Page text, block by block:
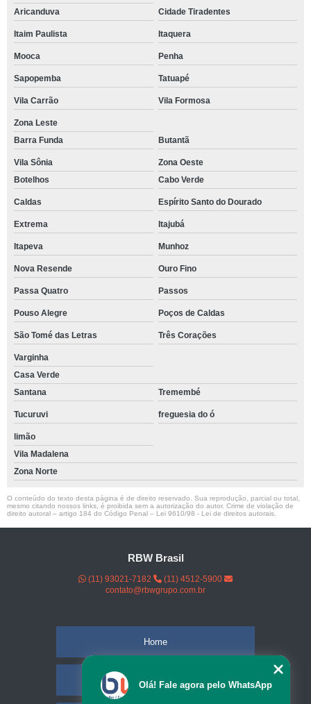
Aricanduva
Cidade Tiradentes
Itaim Paulista Itaquera
Mooca Penha
Sapopemba Tatuapé
Vila Carrão Vila Formosa
Zona Leste
Barra Funda
Butantã
Vila Sônia
Zona Oeste
Botelhos
Cabo Verde
Caldas Espírito Santo do Dourado
Extrema Itajubá
Itapeva Munhoz
Nova Resende Ouro Fino
Passa Quatro Passos
Pouso Alegre Poços de Caldas
São Tomé das Letras Três Corações
Varginha
Casa Verde
Santana
Tremembé
Tucuruvi freguesia do ó
limão
Vila Madalena
Zona Norte
O conteúdo do texto desta página é de direito reservado. Sua reprodução, parcial ou total,
mesmo citando nossos links, é proibida sem a autorização do autor. Crime de violação de
direito autoral – artigo 184 do Código Penal – Lei 9610/98 - Lei de direitos autorais
RBW Brasil
(11) 93021-7182
(11) 4512-5900
contato@rbwgrupo.com.br
Home
Empresa
Olá! Fale agora pelo WhatsApp